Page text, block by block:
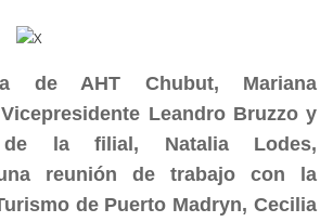
de AHT Chubut, Mariana
Leandro Bruzzo y
la filial, Natalia Lodes,
reunión de trabajo con la
de Puerto Madryn, Cecilia